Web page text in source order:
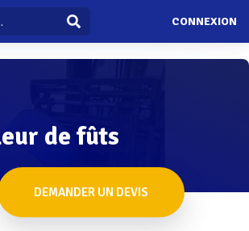
CONNEXION
de fûts
DEMANDER UN DEVIS